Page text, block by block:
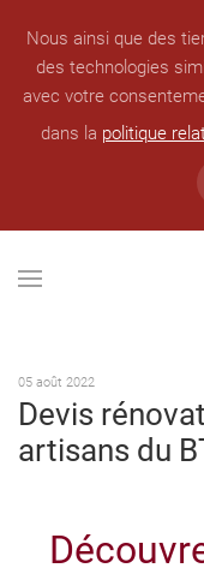
Nous ainsi que des
des technologies
avec votre
dans la politique
05 août 2022
Devis
artisans du